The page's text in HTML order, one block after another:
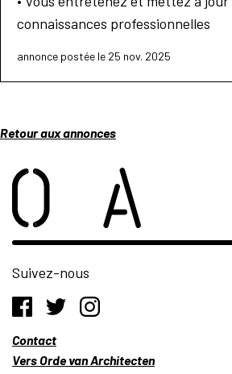
connaissances professionnelles
annonce postée le 25 nov. 2025
Retour aux annonces
Suivez-nous
Contact
Vers Orde van Architecten